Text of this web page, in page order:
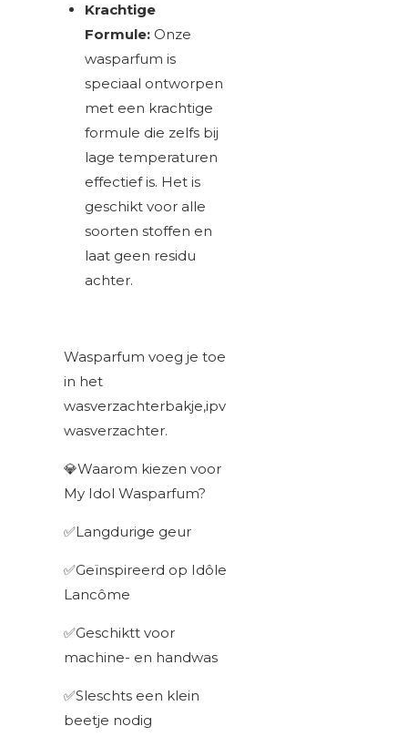
Krachtige
Formule: Onze
wasparfum is
speciaal ontworpen
met een krachtige
formule die zelfs bij
lage temperaturen
effectief is. Het is
geschikt voor alle
soorten stoffen en
laat geen residu
achter.
Wasparfum voeg je toe
in het
wasverzachterbakje,ipv
wasverzachter.
💎Waarom kiezen voor
My Idol Wasparfum?
✅Langdurige geur
✅Geïnspireerd op Idôle
Lancôme
✅Geschiktt voor
machine- en handwas
✅Sleschts een klein
beetje nodig